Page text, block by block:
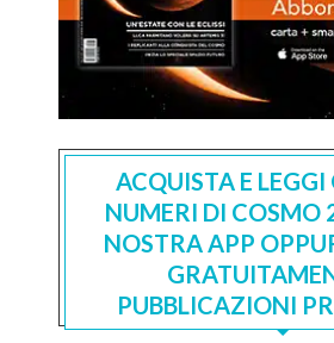
ACQUISTA E
NUMERI DI COSMO
NOSTRA APP
PUBBLICAZIONI